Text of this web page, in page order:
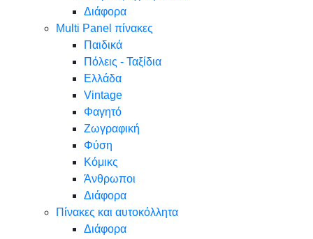
Διάφορα
Multi Panel πίνακες
Παιδικά
Πόλεις - Ταξίδια
Ελλάδα
Vintage
Φαγητό
Ζωγραφική
Φύση
Κόμικς
Άνθρωποι
Διάφορα
Πίνακες και αυτοκόλλητα
Διάφορα